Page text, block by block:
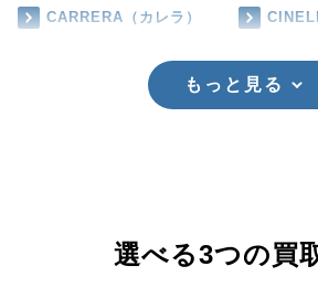
CARRERA（カレラ）
もっと見る
選べる3つの買